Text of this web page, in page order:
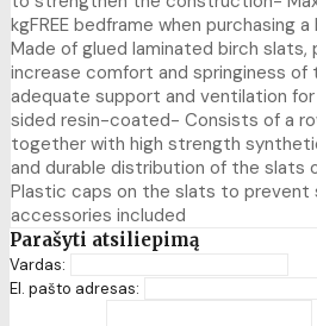
kgFREE bedframe when purchasing
Made of glued laminated birch
increase comfort and springiness
adequate support and ventilation
sided resin-coated- Consists of a
together with high strength
and durable distribution of the slats
Plastic caps on the slats to prevent
accessories included
Parašyti atsiliepimą
Vardas:
El. pašto adresas: